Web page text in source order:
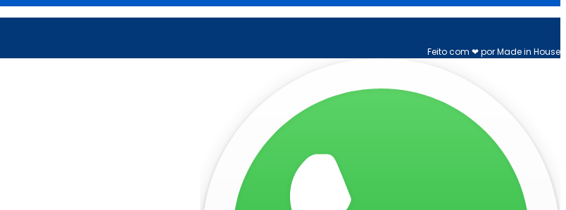
Feito com ❤ por Made in House